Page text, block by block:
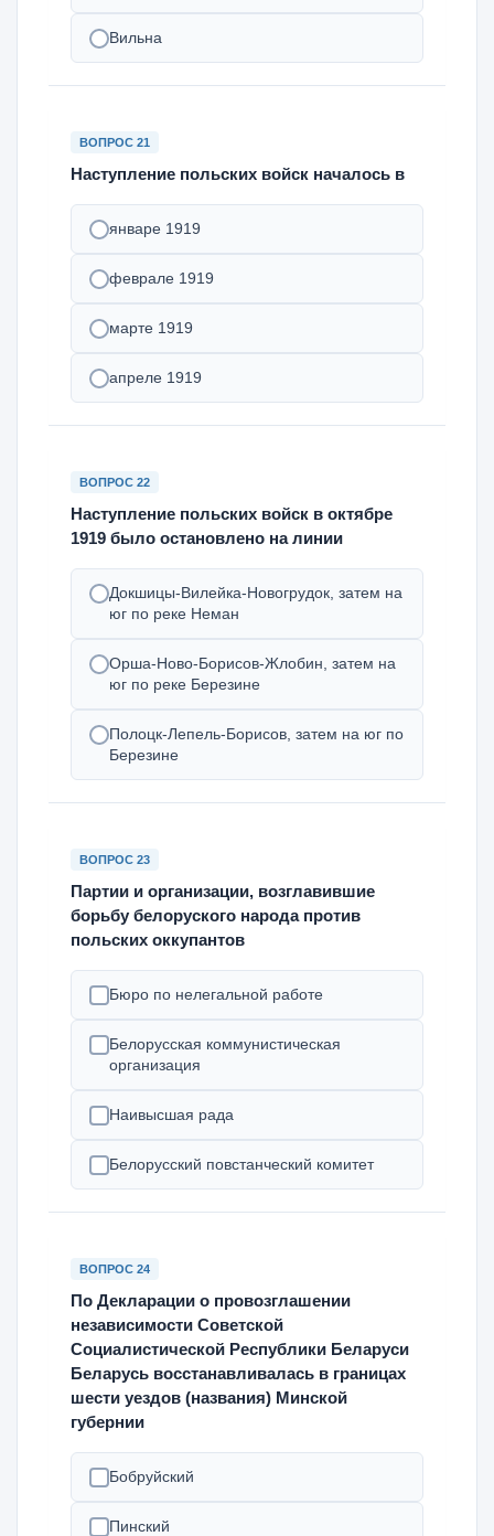
Вильна
ВОПРОС 21
Наступление польских войск началось в
январе 1919
феврале 1919
марте 1919
апреле 1919
ВОПРОС 22
Наступление польских войск в октябре
1919 было остановлено на линии
Докшицы-Вилейка-Новогрудок, затем на
юг по реке Неман
Орша-Ново-Борисов-Жлобин, затем на
юг по реке Березине
Полоцк-Лепель-Борисов, затем на юг по
Березине
ВОПРОС 23
Партии и организации, возглавившие
борьбу белоруского народа против
польских оккупантов
Бюро по нелегальной работе
Белорусская коммунистическая
организация
Наивысшая рада
Белорусский повстанческий комитет
ВОПРОС 24
По Декларации о провозглашении
независимости Советской
Социалистической Республики Беларуси
Беларусь восстанавливалась в границах
шести уездов (названия) Минской
губернии
Бобруйский
Пинский